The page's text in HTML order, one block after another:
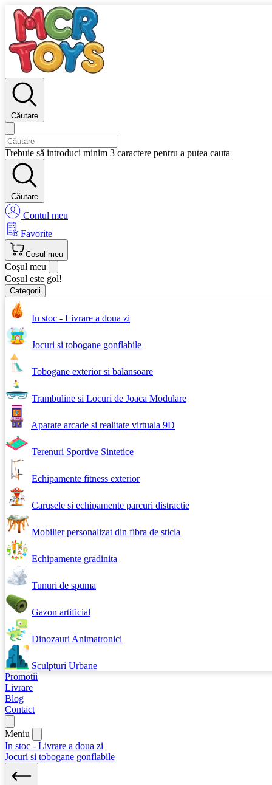
Căutare
Trebuie să introduci minim 3 caractere pentru a putea cauta
Căutare
Contul meu
Favorite
Cosul meu
Coșul meu
Coșul este gol!
Categorii
In stoc - Livrare a doua zi
Jocuri si tobogane gonflabile
Tobogane exterior si balansoare
Trambuline si Locuri de Joaca Modulare
Aparate arcade si realitate virtuala 9D
Terenuri Sportive Sintetice
Echipamente fitness exterior
Carusele si echipamente parcuri distractie
Mobilier personalizat din fibra de sticla
Echipamente gradinita
Tunuri de spuma
Gazon artificial
Dinozauri Animatronici
Sculpturi Urbane
Promotii
Livrare
Blog
Contact
Meniu
In stoc - Livrare a doua zi
Jocuri si tobogane gonflabile